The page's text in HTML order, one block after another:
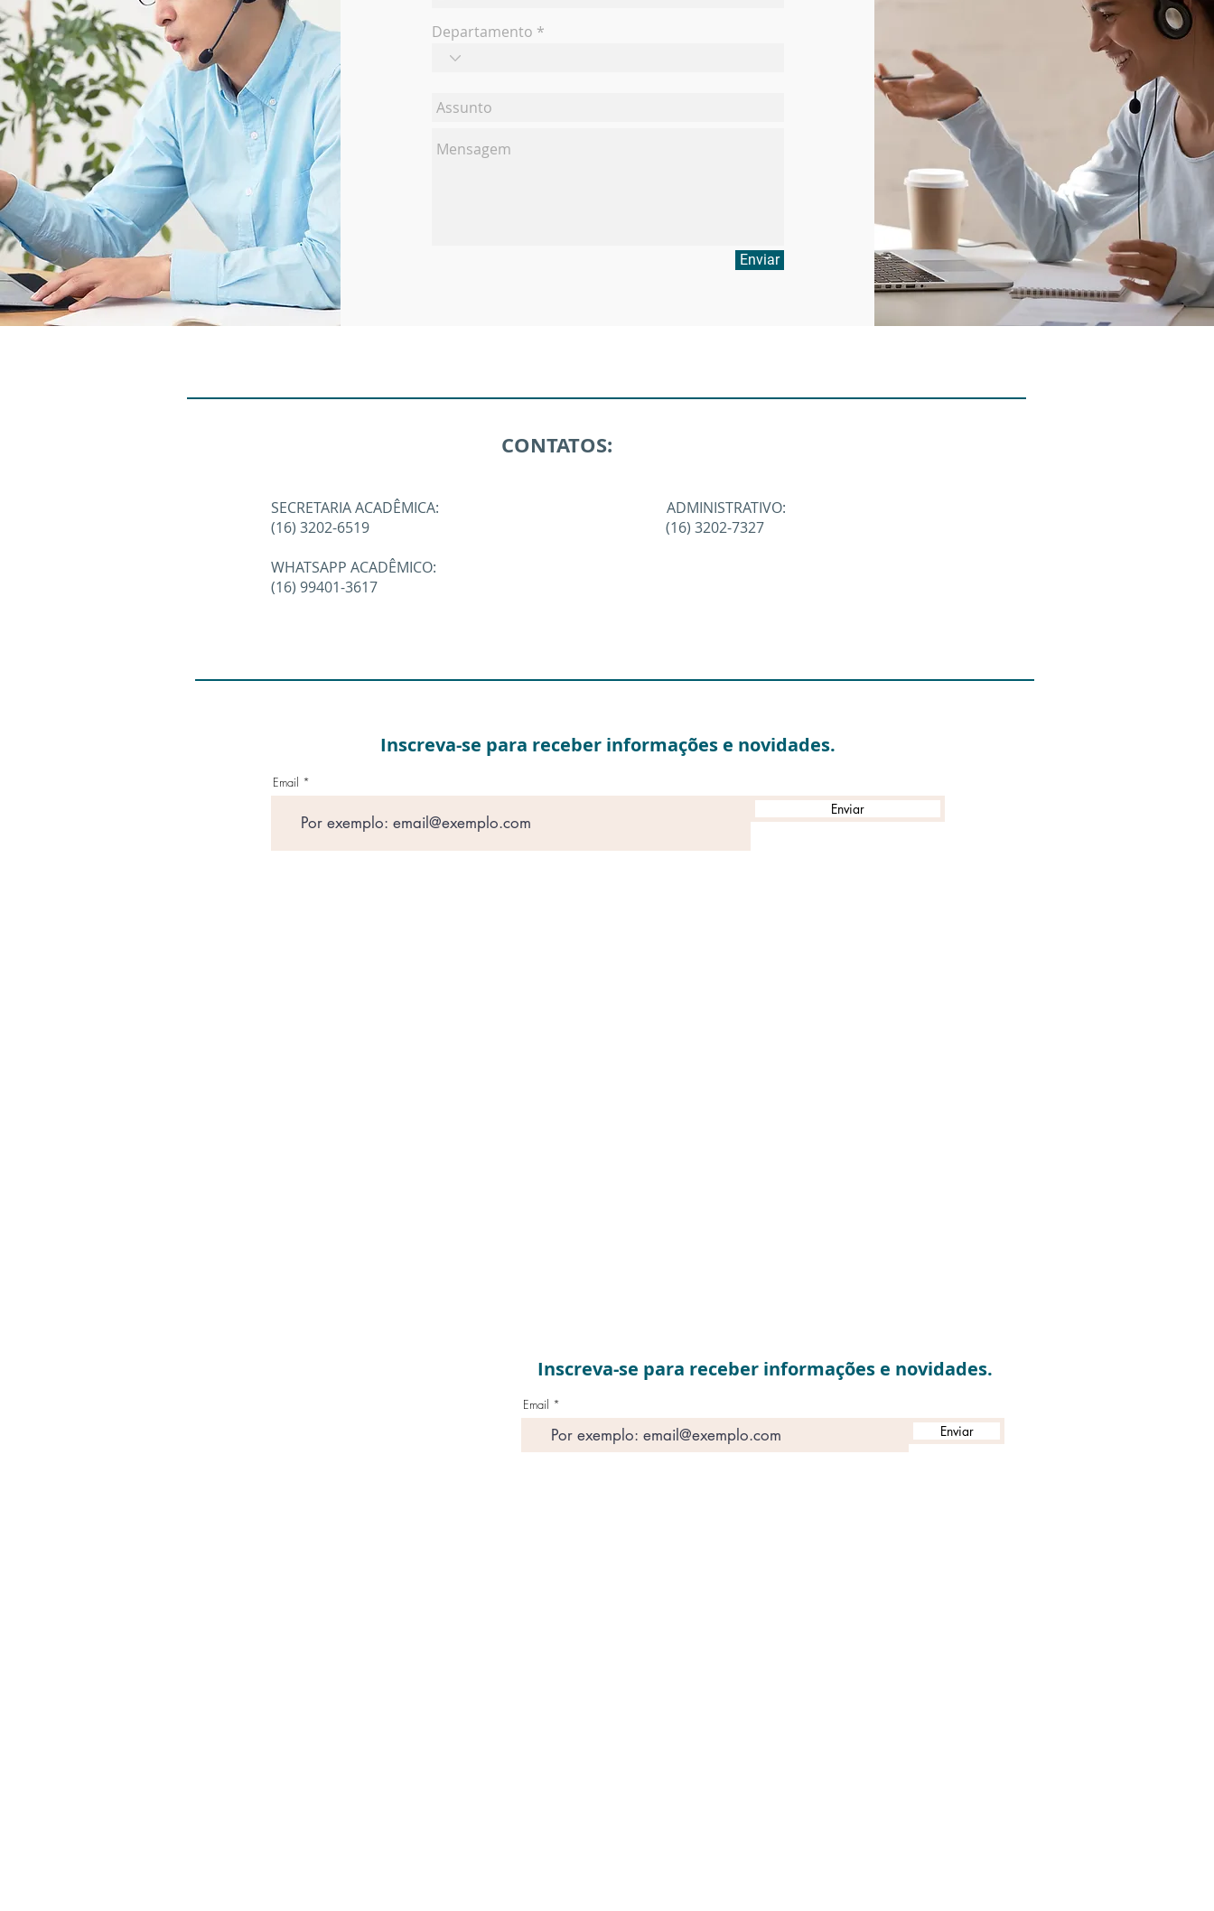
Departamento
Enviar
CONTATOS:
SECRETARIA ACADÊMICA: ADMINISTRATIVO:
(16) 3202-6519 (16) 3202-7327
WHATSAPP ACADÊMICO:
(16) 99401-3617
Inscreva-se para receber informações e novidades.
Email
Enviar
Inscreva-se para receber informações e novidades.
Email
Enviar